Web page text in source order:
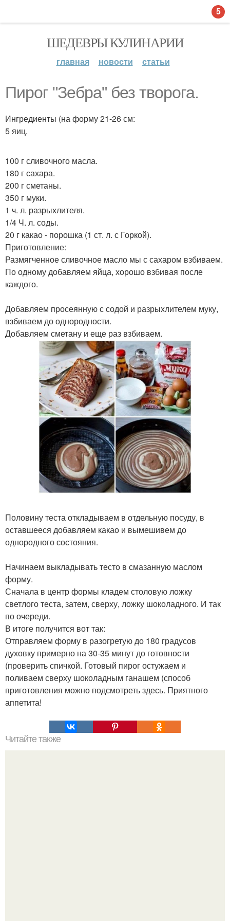
ШЕДЕВРЫ КУЛИНАРИИ
главная новости статьи
Пирог "Зебра" без творога.
Ингредиенты (на форму 21-26 см:
5 яиц.
100 г сливочного масла.
180 г сахара.
200 г сметаны.
350 г муки.
1 ч. л. разрыхлителя.
1/4 Ч. л. соды.
20 г какао - порошка (1 ст. л. с Горкой).
Приготовление:
Размягченное сливочное масло мы с сахаром взбиваем.
По одному добавляем яйца, хорошо взбивая после
каждого.
Добавляем просеянную с содой и разрыхлителем муку,
взбиваем до однородности.
Добавляем сметану и еще раз взбиваем.
Половину теста откладываем в отдельную посуду, в
оставшееся добавляем какао и вымешивем до
однородного состояния.
Начинаем выкладывать тесто в смазанную маслом
форму.
Сначала в центр формы кладем столовую ложку
светлого теста, затем, сверху, ложку шоколадного. И так
по очереди.
В итоге получится вот так:
Отправляем форму в разогретую до 180 градусов
духовку примерно на 30-35 минут до готовности
(проверить спичкой. Готовый пирог остужаем и
поливаем сверху шоколадным ганашем (способ
приготовления можно подсмотреть здесь. Приятного
аппетита!
Читайте также
5